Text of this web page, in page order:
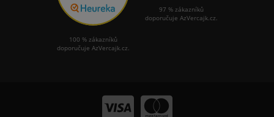
100 % zákazníků
doporučuje AzVercajk.cz.
97 % zákazníků
doporučuje AzVercajk.cz.